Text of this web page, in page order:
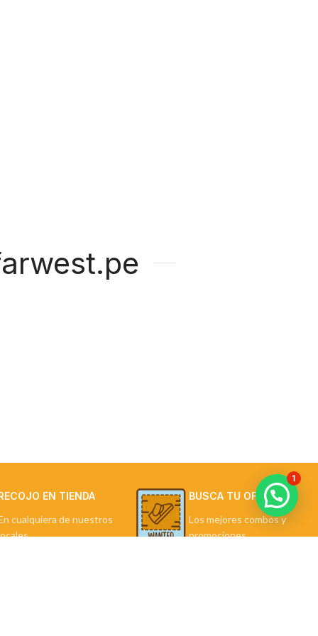
EN TIENDA
cualquiera de nuestros
BUSCA TU OFERTA
Los mejores combos y
promociones.
1